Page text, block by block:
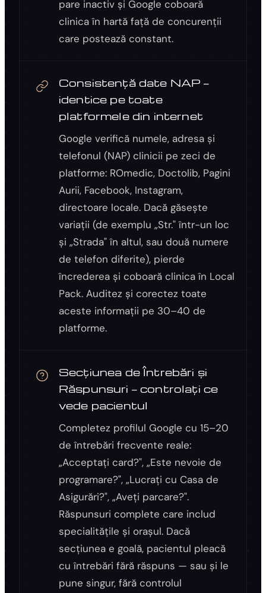
pare inactiv și Google coboară
clinica în hartă față de concurenții
care postează constant.
Consistență date NAP —
identice pe toate
platformele din internet
Google verifică numele, adresa și
telefonul (NAP) clinicii pe zeci de
platforme: ROmedic, Doctolib, Pagini
Aurii, Facebook, Instagram,
directoare locale. Dacă găsește
variații (de exemplu „Str." într-un loc
și „Strada" în altul, sau două numere
de telefon diferite), pierde
încrederea și coboară clinica în Local
Pack. Auditez și corectez toate
aceste informații pe 30–40 de
platforme.
Secțiunea de Întrebări și
Răspunsuri — controlați ce
vede pacientul
Completez profilul Google cu 15–20
de întrebări frecvente reale:
„Acceptați card?", „Este nevoie de
programare?", „Lucrați cu Casa de
Asigurări?", „Aveți parcare?".
Răspunsuri complete care includ
specialitățile și orașul. Dacă
secțiunea e goală, pacientul pleacă
cu întrebări fără răspuns — sau și le
pune singur, fără controlul